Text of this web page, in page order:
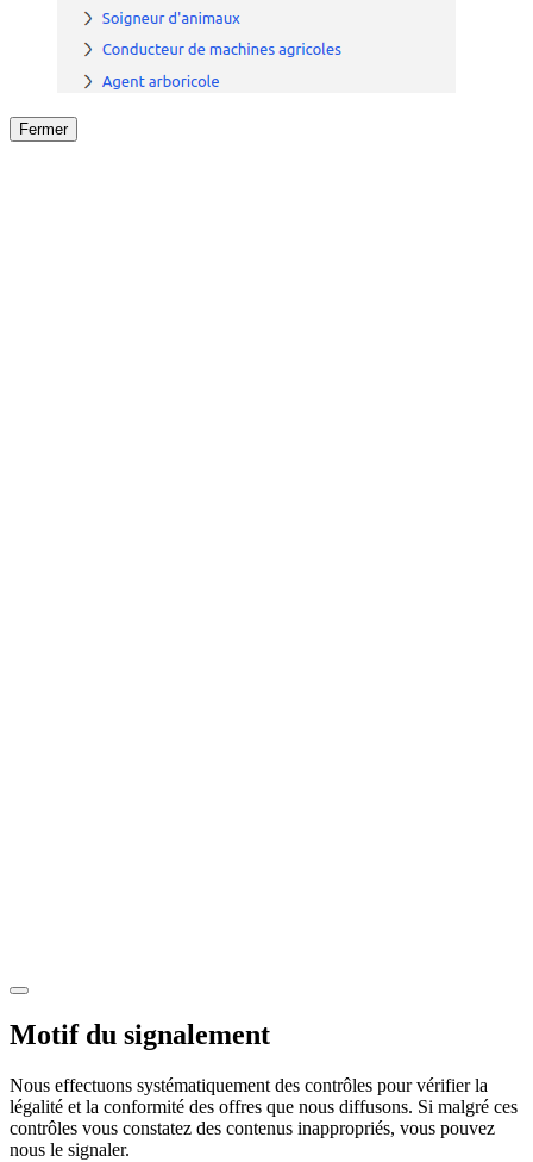
Fermer
Motif du signalement
Nous effectuons systématiquement des contrôles pour vérifier la
légalité et la conformité des offres que nous diffusons. Si malgré ces
contrôles vous constatez des contenus inappropriés, vous pouvez
nous le signaler.